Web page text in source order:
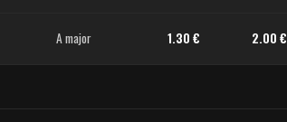
A major 1.30 € 2.00 €